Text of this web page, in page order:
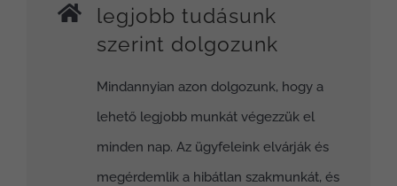
legjobb tudásunk
szerint dolgozunk
Mindannyian azon dolgozunk, hogy a
lehető legjobb munkát végezzük el
minden nap. Az ügyfeleink elvárják és
megérdemlik a hibátlan szakmunkát, és